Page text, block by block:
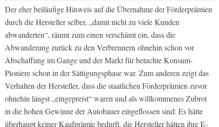
Der eher beiläufige Hinweis auf die Übernahme der Förderprämien
durch die Hersteller selber, „damit nicht zu viele Kunden
abwanderten“, räumt zum einen verschämt ein, dass die
Abwanderung zurück zu den Verbrennern ohnehin schon vor
Abschaffung im Gange und der Markt für betuchte Konsum-
Pioniere schon in der Sättigungsphase war. Zum anderen zeigt das
Verhalten der Hersteller, dass die staatlichen Förderprämien zuvor
ohnehin längst „eingepreist“ waren und als willkommenes Zubrot
in die hohen Gewinne der Autobauer eingeflossen sind: Es hätte
überhaupt keiner Kaufprämie bedurft, die Hersteller hätten ihre E-